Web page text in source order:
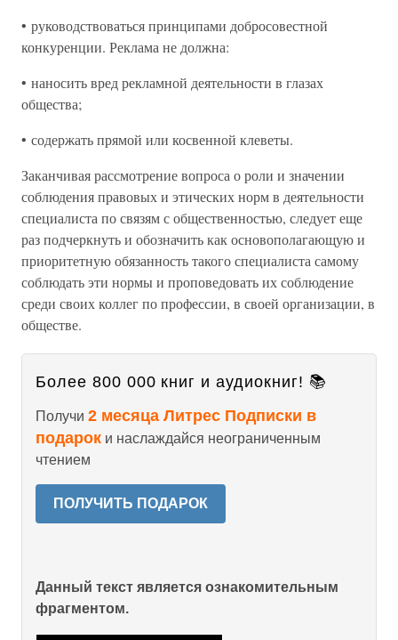
• руководствоваться принципами добросовестной
конкуренции. Реклама не должна:
• наносить вред рекламной деятельности в глазах
общества;
• содержать прямой или косвенной клеветы.
Заканчивая рассмотрение вопроса о роли и значении
соблюдения правовых и этических норм в деятельности
специалиста по связям с общественностью, следует еще
раз подчеркнуть и обозначить как основополагающую и
приоритетную обязанность такого специалиста самому
соблюдать эти нормы и проповедовать их соблюдение
среди своих коллег по профессии, в своей организации, в
обществе.
Более 800 000 книг и аудиокниг! 📚
Получи 2 месяца Литрес Подписки в
подарок и наслаждайся неограниченным
чтением
ПОЛУЧИТЬ ПОДАРОК
Данный текст является ознакомительным
фрагментом.